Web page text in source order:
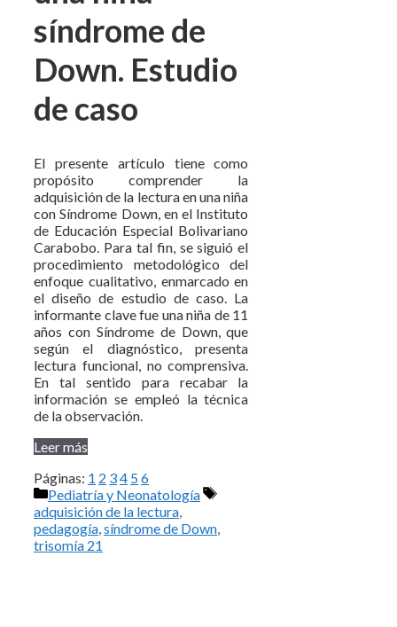
síndrome de
Down. Estudio
de caso
El presente artículo tiene como
propósito comprender la
adquisición de la lectura en una niña
con Síndrome Down, en el Instituto
de Educación Especial Bolivariano
Carabobo. Para tal fin, se siguió el
procedimiento metodológico del
enfoque cualitativo, enmarcado en
el diseño de estudio de caso. La
informante clave fue una niña de 11
años con Síndrome de Down, que
según el diagnóstico, presenta
lectura funcional, no comprensiva.
En tal sentido para recabar la
información se empleó la técnica
de la observación.
Leer más
Páginas: 1 2 34 56
Categorías
Pediatría y Neonatología
Etiquetas
adquisición de la lectura
pedagogía síndrome de Down
trisomía 21